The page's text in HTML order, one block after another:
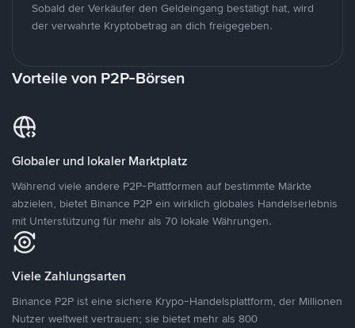
Sobald der Verkäufer den Geldeingang bestätigt hat, wird
der verwahrte Kryptobetrag an dich freigegeben.
Vorteile von P2P-Börsen
Globaler und lokaler Marktplatz
Während viele andere P2P-Plattformen auf bestimmte Märkte
abzielen, bietet Binance P2P ein wirklich globales Handelserlebnis
mit Unterstützung für mehr als 70 lokale Währungen.
Viele Zahlungsarten
Binance P2P ist eine sichere Krypo-Handelsplattform, der Millionen
Nutzer weltweit vertrauen; sie bietet mehr als 800